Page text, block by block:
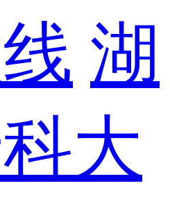
湖
大